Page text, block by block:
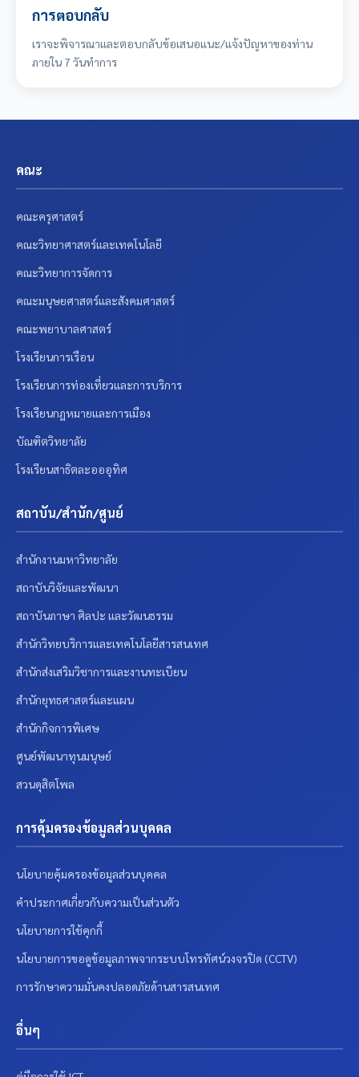
การตอบกลับ
เราจะพิจารณาและตอบกลับข้อเสนอแนะ/แจ้งปัญหาของท่าน
ภายใน 7 วันทำการ
คณะ
คณะครุศาสตร์
คณะวิทยาศาสตร์และเทคโนโลยี
คณะวิทยาการจัดการ
คณะมนุษยศาสตร์และสังคมศาสตร์
คณะพยาบาลศาสตร์
โรงเรียนการเรือน
โรงเรียนการท่องเที่ยวและการบริการ
โรงเรียนกฎหมายและการเมือง
บัณฑิตวิทยาลัย
โรงเรียนสาธิตละอออุทิศ
สถาบัน/สำนัก/ศูนย์
สำนักงานมหาวิทยาลัย
สถาบันวิจัยและพัฒนา
สถาบันภาษา ศิลปะ และวัฒนธรรม
สำนักวิทยบริการและเทคโนโลยีสารสนเทศ
สำนักส่งเสริมวิชาการและงานทะเบียน
สำนักยุทธศาสตร์และแผน
สำนักกิจการพิเศษ
ศูนย์พัฒนาทุนมนุษย์
สวนดุสิตโพล
การคุ้มครองข้อมูลส่วนบุคคล
นโยบายคุ้มครองข้อมูลส่วนบุคคล
คำประกาศเกี่ยวกับความเป็นส่วนตัว
นโยบายการใช้คุกกี้
นโยบายการขอดูข้อมูลภาพจากระบบโทรทัศน์วงจรปิด (CCTV)
การรักษาความมั่นคงปลอดภัยด้านสารสนเทศ
อื่นๆ